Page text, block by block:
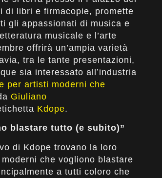
di libri e firmacopie, promette
gli appassionati di musica e
musicale e l’arte
offrirà un’ampia varietà
tra le tante presentazioni,
sia interessato all’industria
per artisti moderni che
Giuliano
Kdope.
blastare tutto (e subito)”
di Kdope trovano la loro
che vogliono blastare
a tutti coloro che